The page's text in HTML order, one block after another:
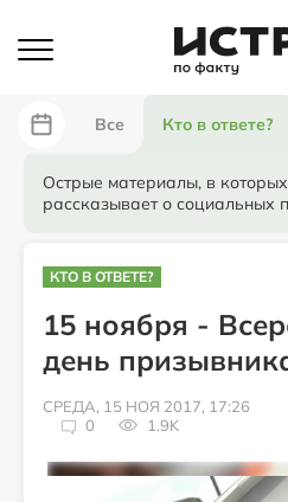
Все Кто в ответе?
Острые материалы, в
рассказывает о социальных
КТО В ОТВЕТЕ?
15 ноября -
день
СРЕДА, 15 НОЯ 2017, 17:26
0
1.9K